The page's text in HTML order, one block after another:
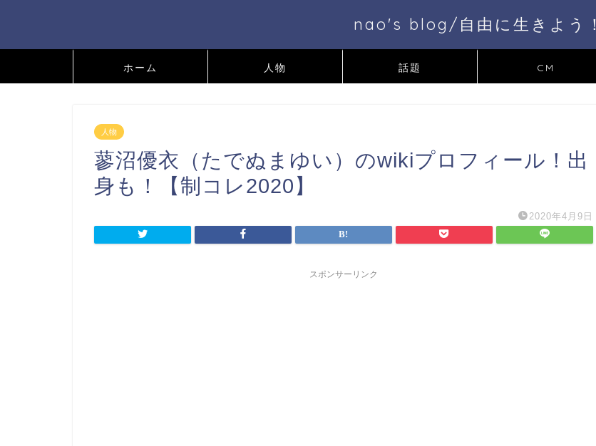
nao's blog/自由に生きよう！
ホーム 人物 話題 CM
人物
蓼沼優衣（たでぬまゆい）のwikiプロフィール！出
身も！【制コレ2020】
2020年4月9日
スポンサーリンク